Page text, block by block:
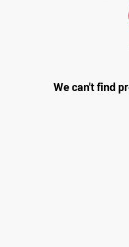
We can't find